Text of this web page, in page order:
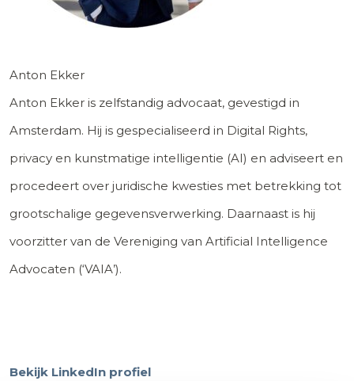
Anton Ekker
Anton Ekker is zelfstandig advocaat, gevestigd in
Amsterdam. Hij is gespecialiseerd in Digital Rights,
privacy en kunstmatige intelligentie (AI) en adviseert en
procedeert over juridische kwesties met betrekking tot
grootschalige gegevensverwerking. Daarnaast is hij
voorzitter van de Vereniging van Artificial Intelligence
Advocaten (‘VAIA’).
Bekijk LinkedIn profiel